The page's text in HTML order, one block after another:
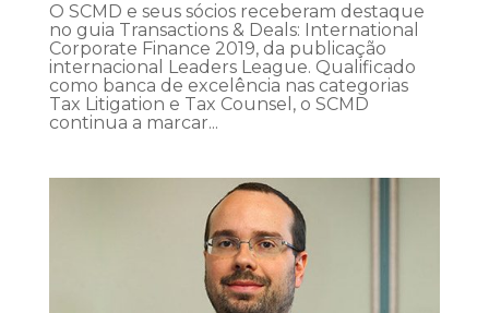
O SCMD e seus sócios receberam destaque
no guia Transactions & Deals: International
Corporate Finance 2019, da publicação
internacional Leaders League. Qualificado
como banca de excelência nas categorias
Tax Litigation e Tax Counsel, o SCMD
continua a marcar...